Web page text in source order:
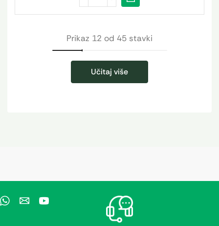
Prikaz 12 od 45 stavki
Učitaj više